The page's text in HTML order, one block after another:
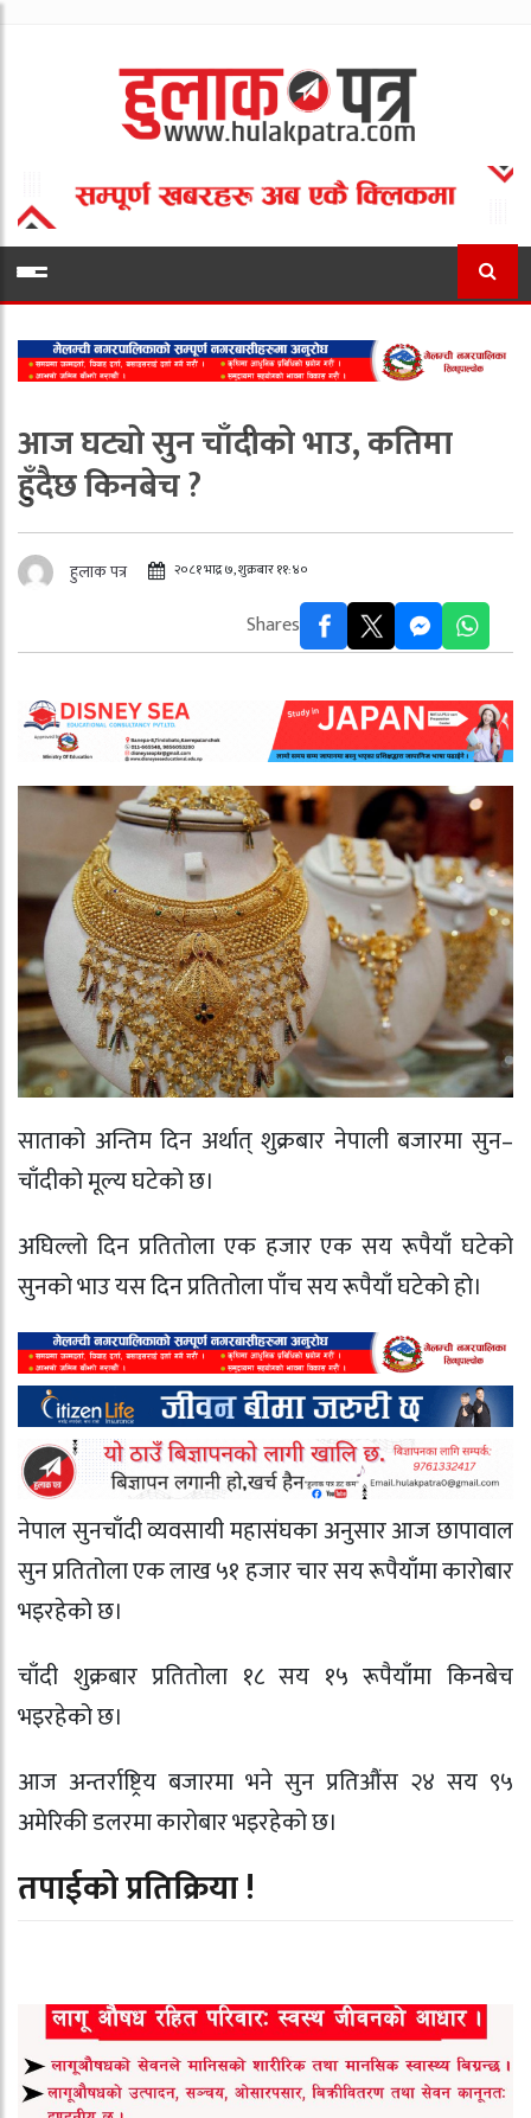
आज घट्यो सुन चाँदीको भाउ, कतिमा
हुँदैछ किनबेच ?
हुलाक पत्र २०८१ भाद्र ७, शुक्रबार ११:४०
Shares
साताको अन्तिम दिन अर्थात् शुक्रबार नेपाली बजारमा सुन–
चाँदीको मूल्य घटेको छ।
अघिल्लो दिन प्रतितोला एक हजार एक सय रूपैयाँ घटेको
सुनको भाउ यस दिन प्रतितोला पाँच सय रूपैयाँ घटेको हो।
नेपाल सुनचाँदी व्यवसायी महासंघका अनुसार आज छापावाल
सुन प्रतितोला एक लाख ५१ हजार चार सय रूपैयाँमा कारोबार
भइरहेको छ।
चाँदी शुक्रबार प्रतितोला १८ सय १५ रूपैयाँमा किनबेच
भइरहेको छ।
आज अन्तर्राष्ट्रिय बजारमा भने सुन प्रतिऔंस २४ सय ९५
अमेरिकी डलरमा कारोबार भइरहेको छ।
तपाईको प्रतिक्रिया !